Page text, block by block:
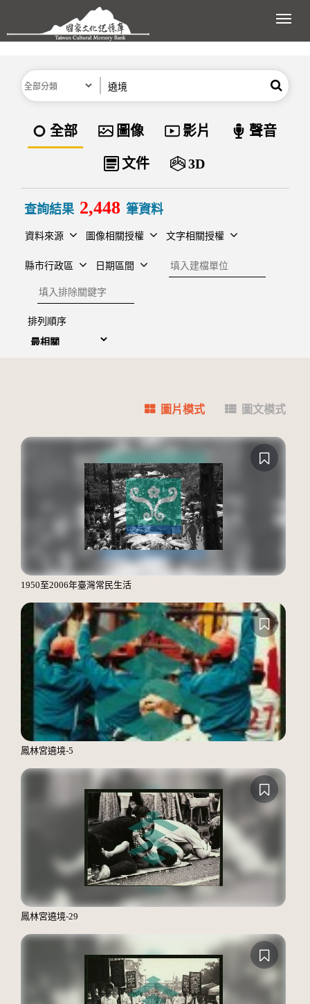
跳到主要內容區塊
展
分類 搜尋
資料類型
全部 圖像 影片 聲音
文件 3D
查詢結果 2,448 筆資料
資料來源 圖像相關授權 文字相關授權
縣市行政區 日期區間
建檔單位
排除關鍵字
排列順序
圖片模式 圖文模式
1950至2006年臺灣常民生活
鳳林宮遶境-5
鳳林宮遶境-29